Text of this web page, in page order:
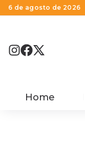
6 de agosto de 2026
Home